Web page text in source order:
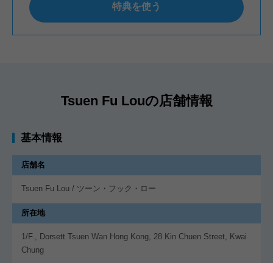
特典を使う
Tsuen Fu Louの店舗情報
基本情報
店舗名
Tsuen Fu Lou / ツーン・フック・ロー
所在地
1/F., Dorsett Tsuen Wan Hong Kong, 28 Kin Chuen Street, Kwai
Chung